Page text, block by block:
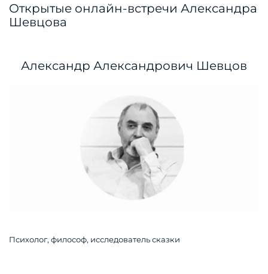
Открытые онлайн-встречи Александра
Шевцова
Александр Александрович Шевцов
Психолог, философ, исследователь сказки